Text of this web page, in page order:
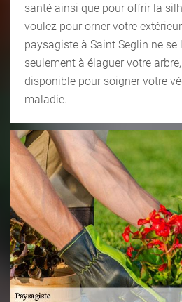
santé ainsi que pour offrir la
voulez pour orner votre
paysagiste à Saint Seglin ne
seulement à élaguer votre
disponible pour soigner votre
maladie.